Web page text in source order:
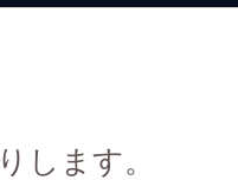
します。